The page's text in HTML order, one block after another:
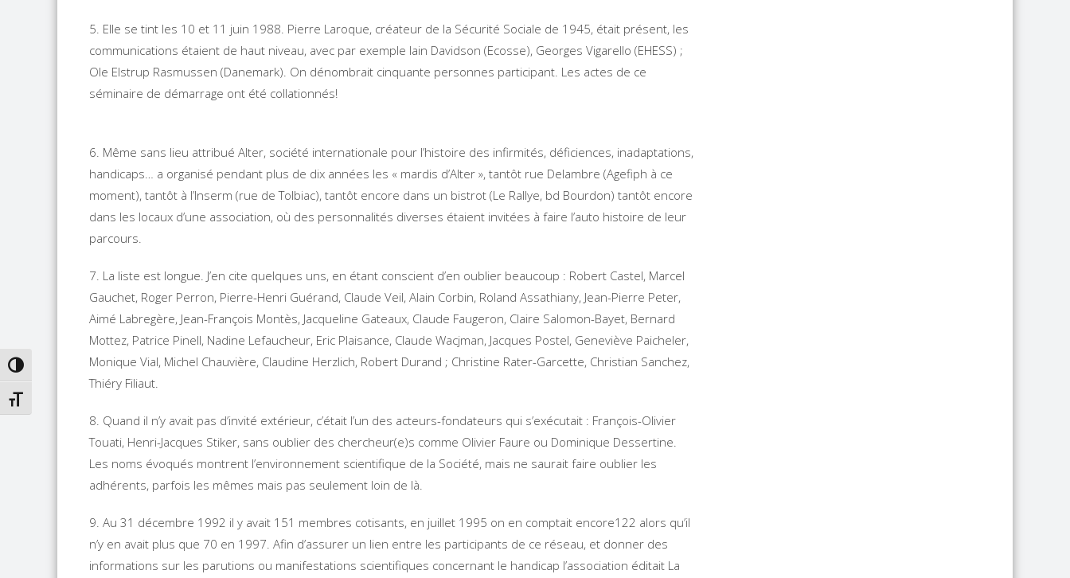
PASSER EN CONTRASTE ÉLEVÉ
CHANGER LA TAILLE DE LA POLICE
5. Elle se tint les 10 et 11 juin 1988. Pierre Laroque, créateur de la Sécurité Sociale de 1945, était présent, les
communications étaient de haut niveau, avec par exemple Iain Davidson (Ecosse), Georges Vigarello (EHESS) ;
Ole Elstrup Rasmussen (Danemark). On dénombrait cinquante personnes participant. Les actes de ce
séminaire de démarrage ont été collationnés!
6. Même sans lieu attribué Alter, société internationale pour l’histoire des infirmités, déficiences, inadaptations,
handicaps… a organisé pendant plus de dix années les « mardis d’Alter », tantôt rue Delambre (Agefiph à ce
moment), tantôt à l’Inserm (rue de Tolbiac), tantôt encore dans un bistrot (Le Rallye, bd Bourdon) tantôt encore
dans les locaux d’une association, où des personnalités diverses étaient invitées à faire l’auto histoire de leur
parcours.
7. La liste est longue. J’en cite quelques uns, en étant conscient d’en oublier beaucoup : Robert Castel, Marcel
Gauchet, Roger Perron, Pierre-Henri Guérand, Claude Veil, Alain Corbin, Roland Assathiany, Jean-Pierre Peter,
Aimé Labregère, Jean-François Montès, Jacqueline Gateaux, Claude Faugeron, Claire Salomon-Bayet, Bernard
Mottez, Patrice Pinell, Nadine Lefaucheur, Eric Plaisance, Claude Wacjman, Jacques Postel, Geneviève Paicheler,
Monique Vial, Michel Chauvière, Claudine Herzlich, Robert Durand ; Christine Rater-Garcette, Christian Sanchez,
Thiéry Filiaut.
8. Quand il n’y avait pas d’invité extérieur, c’était l’un des acteurs-fondateurs qui s’exécutait : François-Olivier
Touati, Henri-Jacques Stiker, sans oublier des chercheur(e)s comme Olivier Faure ou Dominique Dessertine.
Les noms évoqués montrent l’environnement scientifique de la Société, mais ne saurait faire oublier les
adhérents, parfois les mêmes mais pas seulement loin de là.
9. Au 31 décembre 1992 il y avait 151 membres cotisants, en juillet 1995 on en comptait encore122 alors qu’il
n’y en avait plus que 70 en 1997. Afin d’assurer un lien entre les participants de ce réseau, et donner des
informations sur les parutions ou manifestations scientifiques concernant le handicap l’association éditait La